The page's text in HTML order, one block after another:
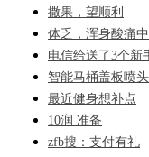
撒果，望顺利
体乏，浑身酸痛
电信给送了3个新
智能马桶盖板喷
最近健身想补点
10润 准备
zfb搜：支付有礼